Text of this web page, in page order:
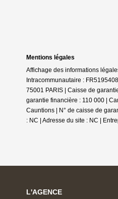
Mentions légales
Affichage des informations
Intracommunautaire :
75001 PARIS | Caisse de
garantie financière : 110 000 |
Cauntions | N° de caisse de
: NC | Adresse du site : NC |
L'AGENCE